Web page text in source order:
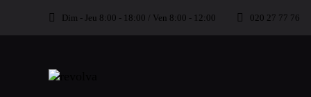
Dim - Jeu 8:00 - 18:00 / Ven 8:00 - 12:00 020 27 77 76